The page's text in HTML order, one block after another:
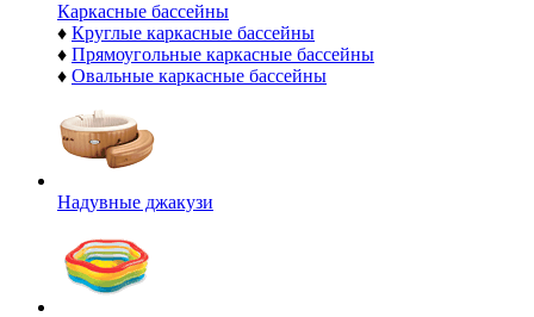
Каркасные бассейны
♦ Круглые каркасные бассейны
♦ Прямоугольные каркасные бассейны
♦ Овальные каркасные бассейны
Надувные джакузи